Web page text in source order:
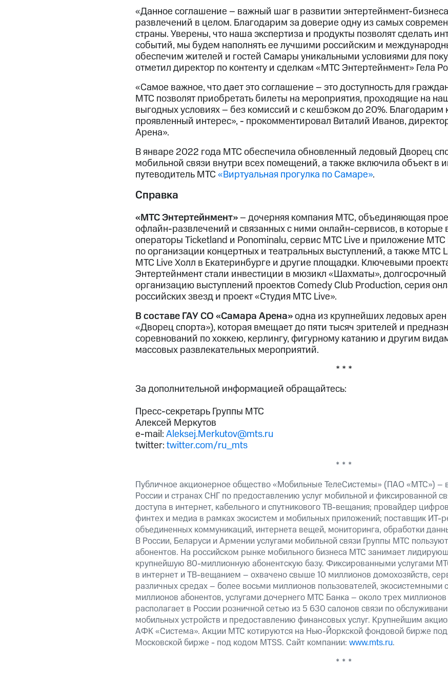
«Данное соглашение – важный шаг в развитии энтертейнмент-
развлечений в целом. Благодарим за доверие одну из самых
страны. Уверены, что наша экспертиза и продукты позволят сделать
событий, мы будем наполнять ее лучшими российским и
обеспечим жителей и гостей Самары уникальными условиями для
отметил директор по контенту и сделкам «МТС Энтертейнмент» Гела
«Самое важное, что дает это соглашение – это доступность для
МТС позволят приобретать билеты на мероприятия, проходящие на
выгодных условиях – без комиссий и с кешбэком до 20%.
проявленный интерес», - прокомментировал Виталий Иванов,
Арена».
В январе 2022 года МТС обеспечила обновленный ледовый Дворец
мобильной связи внутри всех помещений, а также включила объект в
путеводитель МТС«Виртуальная прогулка по Самаре».
Справка
«МТС Энтертейнмент»– дочерняя компания МТС, объединяющая
офлайн-развлечений и связанных с ними онлайн-сервисов, в которые
операторы Ticketland и Ponominalu, сервис МТС Live и приложение МТС
по организации концертных и театральных выступлений, а также МТС
МТС Live Холл в Екатеринбурге и другие площадки. Ключевыми
Энтертейнмент стали инвестиции в мюзикл «Шахматы», долгосрочный
организацию выступлений проектов Comedy Club Production, серия
российских звезд и проект «Студия МТС Live».
В составе ГАУ СО «Самара Арена»одна из крупнейших ледовых
«Дворец спорта»), которая вмещает до пяти тысяч зрителей и
соревнований по хоккею, керлингу, фигурному катанию и другим
массовых развлекательных мероприятий.
* * *
За дополнительной информацией обращайтесь:
Пресс-секретарь Группы МТС
Алексей Меркутов
e-mail:Aleksej.Merkutov@mts.ru
twitter:twitter.com/ru_mts
* * *
Публичное акционерное общество «Мобильные ТелеСистемы» (ПАО «МТС») –
России и странах СНГ по предоставлению услуг мобильной и фиксированной
доступа в интернет, кабельного и спутникового ТВ-вещания; провайдер
финтех и медиа в рамках экосистем и мобильных приложений; поставщик ИТ-
объединенных коммуникаций, интернета вещей, мониторинга, обработки
В России, Беларуси и Армении услугами мобильной связи Группы МТС
абонентов. На российском рынке мобильного бизнеса МТС занимает
крупнейшую 80-миллионную абонентскую базу. Фиксированными услугами
в интернет и ТВ-вещанием – охвачено свыше 10 миллионов домохозяйств,
различных средах – более восьми миллионов пользователей, экосистемными
миллионов абонентов, услугами дочернего МТС Банка – около трех
располагает в России розничной сетью из 5 630 салонов связи по
мобильных устройств и предоставлению финансовых услуг. Крупнейшим
АФК «Система». Акции МТС котируются на Нью-Йоркской фондовой бирже под
Московской бирже - под кодом MTSS. Сайт компании: www.mts.ru.
* * *